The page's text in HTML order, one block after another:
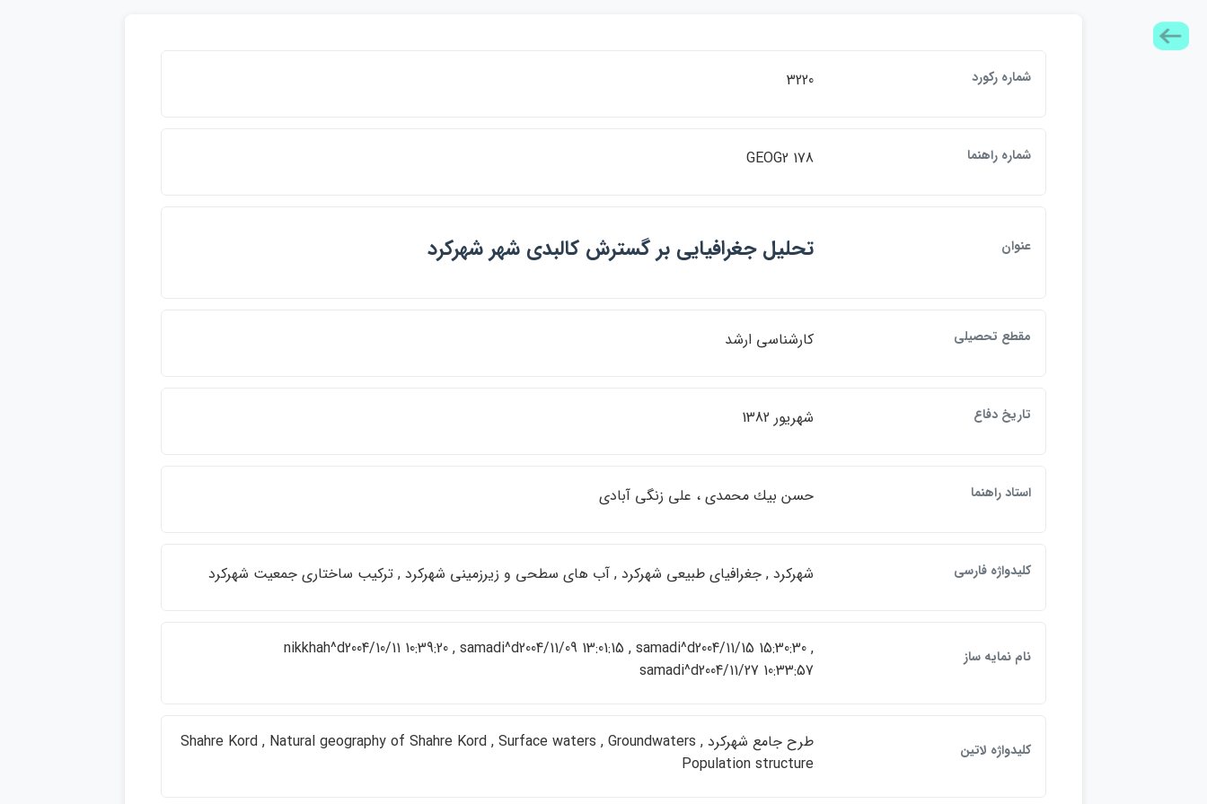
شماره ركورد 3220
شماره راهنما GEOG2 178
عنوان تحليل جغرافيايي بر گسترش كالبدي شهر شهركرد
مقطع تحصيلي كارشناسي ارشد
تاريخ دفاع شهريور 1382
استاد راهنما حسن بيك محمدي ، علي زنگي آبادي
كليدواژه فارسي شهركرد , جغرافياي طبيعي شهركرد , آب هاي سطحي و زيرزميني شهركرد , تركيب ساختاري جمعيت شهركرد
نام نمايه ساز
nikkhah^d2004/10/11 10:39:20 , samadi^d2004/11/09 13:01:15 , samadi^d2004/11/15 15:30:30 ,
samadi^d2004/11/27 10:33:57
كليدواژه لاتين
طرح جامع شهركرد Shahre Kord , Natural geography of Shahre Kord , Surface waters , Groundwaters ,
Population structure